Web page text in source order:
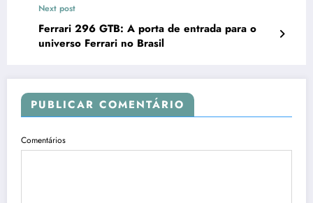
Next post
Ferrari 296 GTB: A porta de entrada para o
universo Ferrari no Brasil
PUBLICAR COMENTÁRIO
Comentários